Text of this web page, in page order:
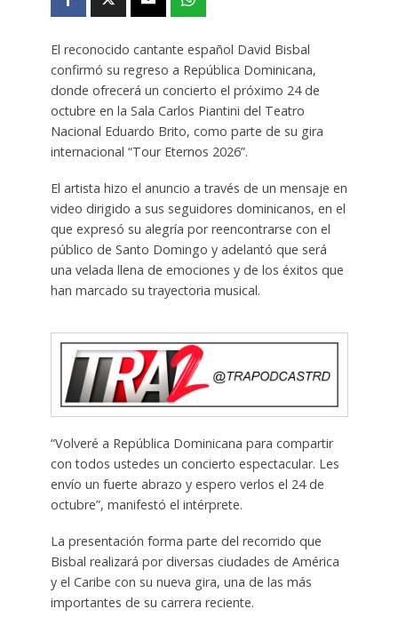
El reconocido cantante español David Bisbal
confirmó su regreso a República Dominicana,
donde ofrecerá un concierto el próximo 24 de
octubre en la Sala Carlos Piantini del Teatro
Nacional Eduardo Brito, como parte de su gira
internacional “Tour Eternos 2026”.
El artista hizo el anuncio a través de un mensaje en
video dirigido a sus seguidores dominicanos, en el
que expresó su alegría por reencontrarse con el
público de Santo Domingo y adelantó que será
una velada llena de emociones y de los éxitos que
han marcado su trayectoria musical.
“Volveré a República Dominicana para compartir
con todos ustedes un concierto espectacular. Les
envío un fuerte abrazo y espero verlos el 24 de
octubre”, manifestó el intérprete.
La presentación forma parte del recorrido que
Bisbal realizará por diversas ciudades de América
y el Caribe con su nueva gira, una de las más
importantes de su carrera reciente.